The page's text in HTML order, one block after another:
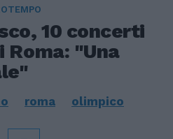
10 concerti
Roma: "Una
roma olimpico